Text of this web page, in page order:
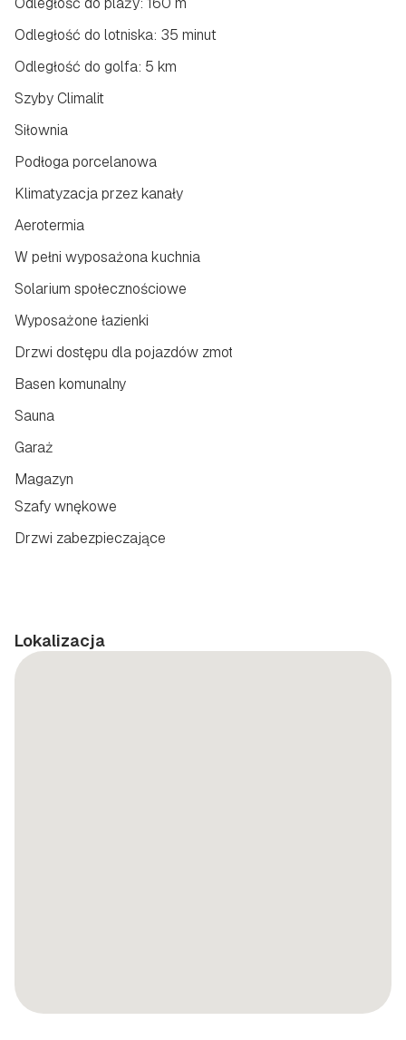
Drzwi zabezpieczające
Odległość do lotniska: 35 minut
Odległość do golfa: 5 km
Szyby Climalit
Siłownia
Podłoga porcelanowa
Klimatyzacja przez kanały
Aerotermia
W pełni wyposażona kuchnia
Solarium społecznościowe
Wyposażone łazienki
Drzwi dostępu dla pojazdów zmotoryzowanych
Basen komunalny
Sauna
Garaż
Magazyn
Szafy wnękowe
Lokalizacja